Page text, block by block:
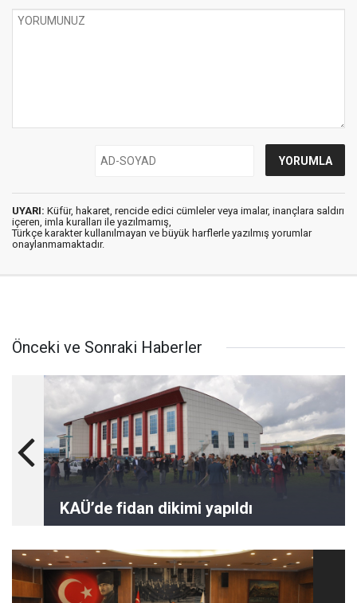
UYARI: Küfür, hakaret, rencide edici cümleler veya imalar, inançlara saldırı
içeren, imla kuralları ile yazılmamış,
Türkçe karakter kullanılmayan ve büyük harflerle yazılmış yorumlar
onaylanmamaktadır.
Önceki ve Sonraki Haberler
KAÜ’de fidan dikimi yapıldı